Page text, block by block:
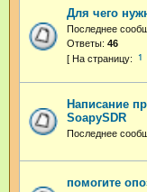
Для чего
Последнее
Ответы: 46
1
Написание
SoapySDR
Последнее
помогите